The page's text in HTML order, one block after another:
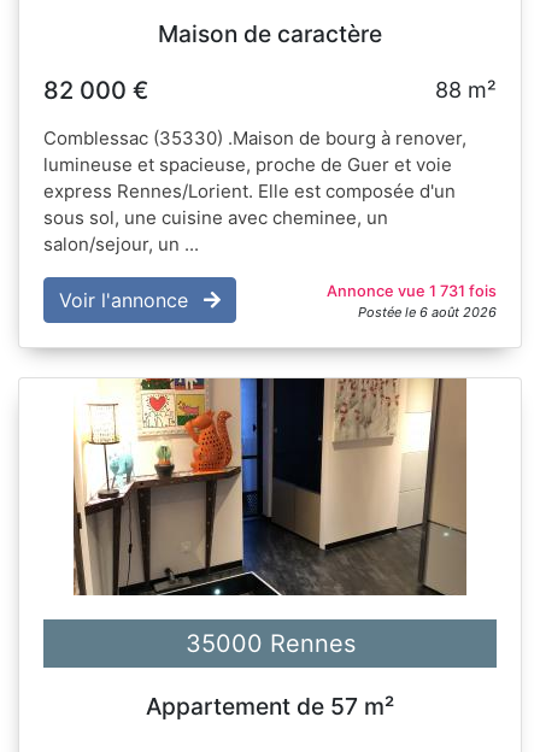
Maison de caractère
82 000 €
88 m²
Comblessac (35330) .Maison de bourg à renover,
lumineuse et spacieuse, proche de Guer et voie
express Rennes/Lorient. Elle est composée d'un
sous sol, une cuisine avec cheminee, un
salon/sejour, un ...
Voir l'annonce Annonce vue 1 731 fois
Postée le 6 août 2026
35000 Rennes
Appartement de 57 m²